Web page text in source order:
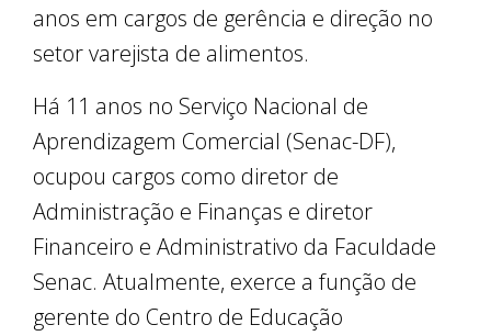
anos em cargos de gerência e direção no
setor varejista de alimentos.
Há 11 anos no Serviço Nacional de
Aprendizagem Comercial (Senac-DF),
ocupou cargos como diretor de
Administração e Finanças e diretor
Financeiro e Administrativo da Faculdade
Senac. Atualmente, exerce a função de
gerente do Centro de Educação